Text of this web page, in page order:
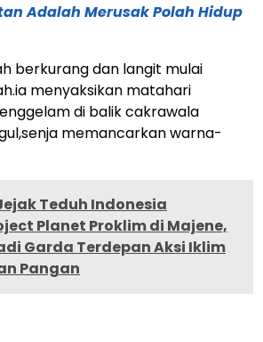
Adalah Merusak Polah Hidup
berkurang dan langit mulai
menyaksikan matahari
di balik cakrawala
memancarkan warna-
Teduh Indonesia
Planet Proklim di Majene,
Garda Terdepan Aksi Iklim
Pangan